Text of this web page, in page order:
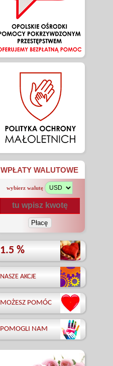
WPŁATY WALUTOWE
wybierz walutę
1.5 %
NASZE AKCJE
MOŻESZ POMÓC
POMOGLI NAM